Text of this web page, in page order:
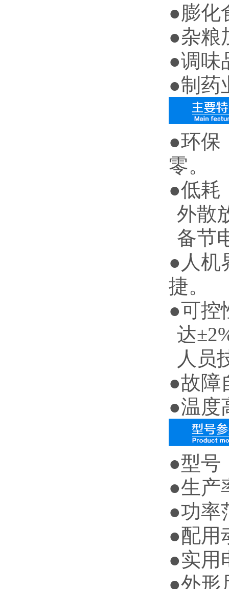
●膨化
●杂粮
●调味
●制药
●环保
零。
●低耗
外散
备节
●人机
捷。
●可控
达
人员
●故障
●温度
●型号
●生产
●功率
●配用
●实用
●外形